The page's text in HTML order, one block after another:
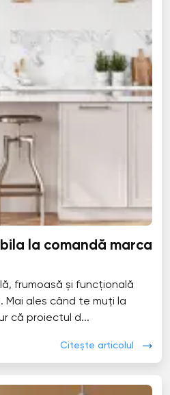
la comandă marca
frumoasă și funcțională
Mai ales când te muți la
că proiectul d...
Citește articolul